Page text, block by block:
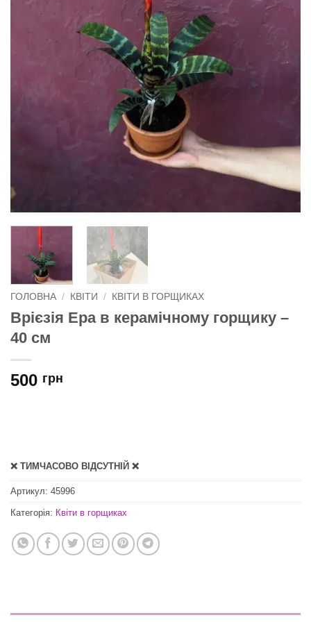
ГОЛОВНА / КВІТИ / КВІТИ В ГОРЩИКАХ
Врієзія Ера в керамічному горщику –
40 см
500 грн
❌ ТИМЧАСОВО ВІДСУТНІЙ ❌
Артикул: 45996
Категорія: Квіти в горщиках